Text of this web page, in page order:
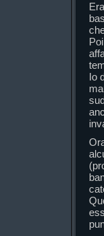
Io